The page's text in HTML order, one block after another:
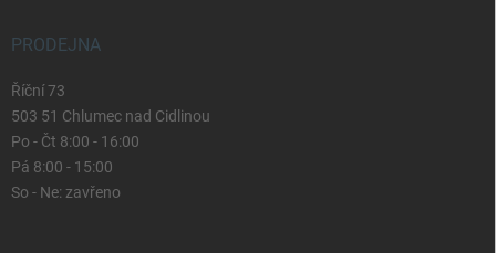
PRODEJNA
Říční 73
503 51 Chlumec nad Cidlinou
Po - Čt 8:00 - 16:00
Pá 8:00 - 15:00
So - Ne: zavřeno